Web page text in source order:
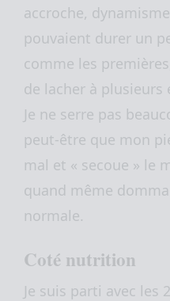
accroche,
pouvaient durer un
comme les
de lacher à
Je ne serre pas
peut-être que mon
mal et « secoue » le
quand même
normale.
Coté nutrition
Je suis parti avec les